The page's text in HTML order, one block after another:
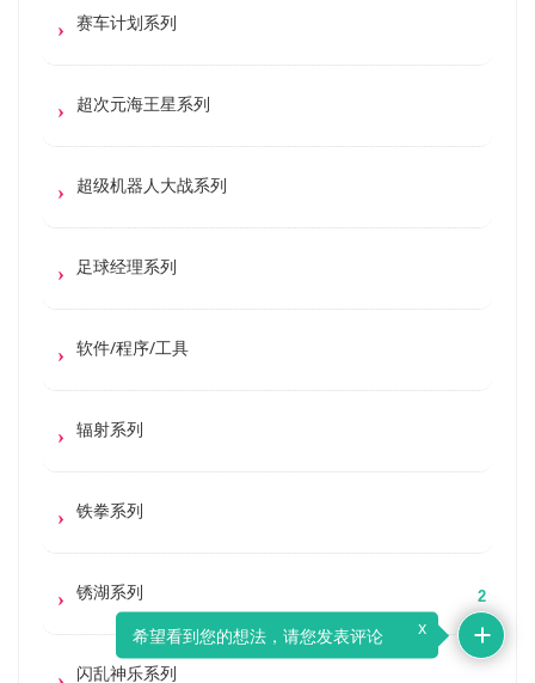
赛车计划系列
超次元海王星系列
超级机器人大战系列
足球经理系列
软件/程序/工具
辐射系列
铁拳系列
锈湖系列
闪乱神乐系列
2
希望看到您的想法，请您发表评论 x